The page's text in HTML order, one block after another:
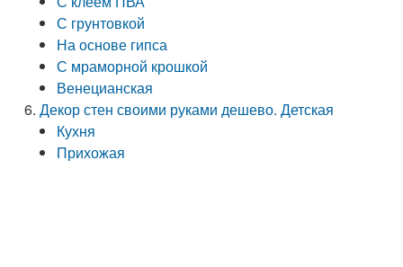
С грунтовкой
На основе гипса
С мраморной крошкой
Венецианская
Декор стен своими руками дешево. Детская
Кухня
Прихожая